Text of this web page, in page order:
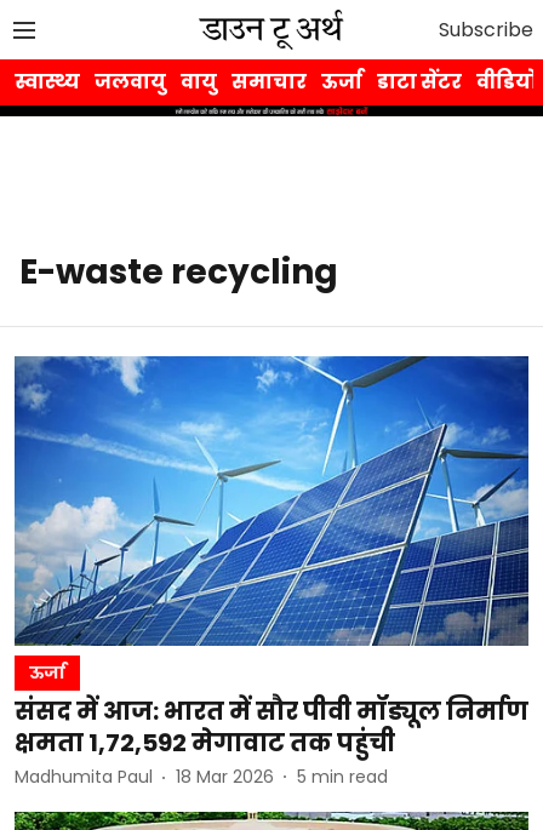
Subscribe
स्वास्थ्य जलवायु वायु समाचार ऊर्जा डाटा सेंटर वीडियो
E-waste recycling
ऊर्जा
संसद में आज: भारत में सौर पीवी मॉड्यूल निर्माण
क्षमता 1,72,592 मेगावाट तक पहुंची
Madhumita Paul 18 Mar 2026 5 min read